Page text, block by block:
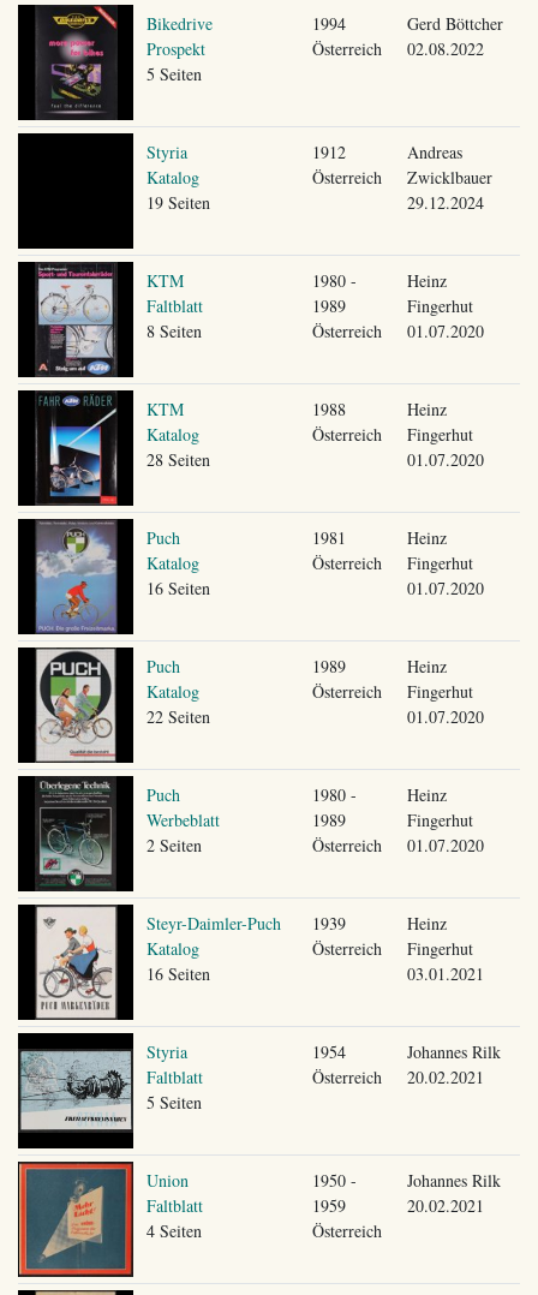
Bikedrive
Prospekt
5 Seiten
1994
Österreich
Gerd Böttcher
02.08.2022
Styria
Katalog
19 Seiten
1912
Österreich
Andreas
Zwicklbauer
29.12.2024
KTM
Faltblatt
8 Seiten
1980 -
1989
Österreich
Heinz
Fingerhut
01.07.2020
KTM
Katalog
28 Seiten
1988
Österreich
Heinz
Fingerhut
01.07.2020
Puch
Katalog
16 Seiten
1981
Österreich
Heinz
Fingerhut
01.07.2020
Puch
Katalog
22 Seiten
1989
Österreich
Heinz
Fingerhut
01.07.2020
Puch
Werbeblatt
2 Seiten
1980 -
1989
Österreich
Heinz
Fingerhut
01.07.2020
Steyr-Daimler-Puch
Katalog
16 Seiten
1939
Österreich
Heinz
Fingerhut
03.01.2021
Styria
Faltblatt
5 Seiten
1954
Österreich
Johannes Rilk
20.02.2021
Union
Faltblatt
4 Seiten
1950 -
1959
Österreich
Johannes Rilk
20.02.2021